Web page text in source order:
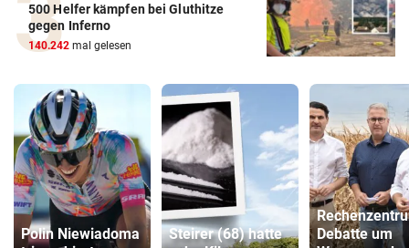
500 Helfer kämpfen bei Gluthitze
gegen Inferno
140.242 mal gelesen
Polin Niewiadoma
Steirer (68) hatte
Debatte um